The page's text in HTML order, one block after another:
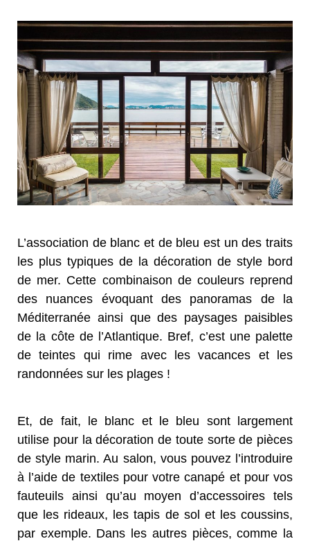
L’association de blanc et de bleu est un des traits
les plus typiques de la décoration de style bord
de mer. Cette combinaison de couleurs reprend
des nuances évoquant des panoramas de la
Méditerranée ainsi que des paysages paisibles
de la côte de l’Atlantique. Bref, c’est une palette
de teintes qui rime avec les vacances et les
randonnées sur les plages !
Et, de fait, le blanc et le bleu sont largement
utilise pour la décoration de toute sorte de pièces
de style marin. Au salon, vous pouvez l’introduire
à l’aide de textiles pour votre canapé et pour vos
fauteuils ainsi qu’au moyen d’accessoires tels
que les rideaux, les tapis de sol et les coussins,
par exemple. Dans les autres pièces, comme la